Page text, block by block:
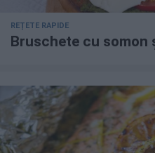
REȚETE RAPIDE
Bruschete cu somon